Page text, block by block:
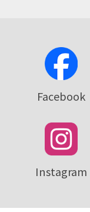
Facebook
Instagram